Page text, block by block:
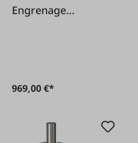
Engrenage
969,00 €*